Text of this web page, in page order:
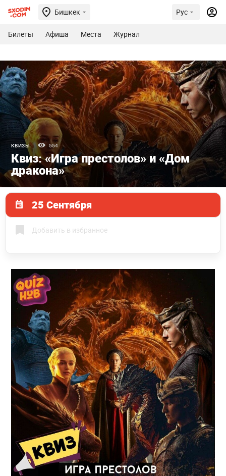
Бишкек Рус
Билеты Афиша Места Журнал
КВИЗЫ 554
Квиз: «Игра престолов» и «Дом
дракона»
25 Сентября
Добавить в избранное